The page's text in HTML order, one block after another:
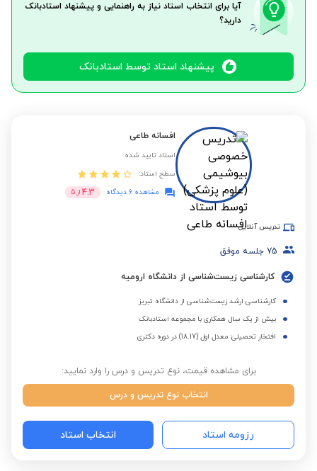
آیا برای انتخاب استاد نیاز به راهنمایی و پیشنهاد استادبانک
دارید؟
پیشنهاد استاد توسط استادبانک
افسانه طاعی
استاد تایید شده
سطح استاد:
مشاهده 6 دیدگاه
4.3 از 5
تدریس آنلاین
75 جلسه موفق
کارشناسی زیست‌شناسی از دانشگاه ارومیه
کارشناسی ارشد زیست‌شناسی از دانشگاه تبریز
بیش از یک سال همکاری با مجموعه استادبانک
افتخار تحصیلی: معدل اول (18.17) در دوره دکتری
برای مشاهده قیمت، نوع تدریس و درس را وارد نمایید:
انتخاب نوع تدریس و درس
رزومه استاد انتخاب استاد